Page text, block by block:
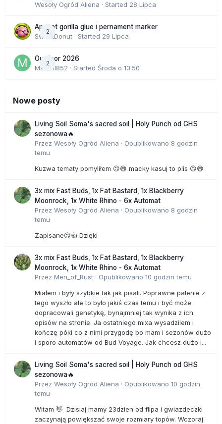
Wesoły Ogród Aliena · Started 28 Lipca
2
Apricot gorilla glue i pernament marker
SweetDonut · Started 29 Lipca
2
Outdoor 2026
Marcel852 · Started Środa o 13:50
Nowe posty
Living Soil Soma's sacred soil | Holy Punch od GHS
sezonowa🔥
Przez Wesoły Ogród Aliena · Opublikowano 8 godzin
temu
Kuzwa tematy pomyliłem 😉😅 macky kasuj to plis 😉😅
3x mix Fast Buds, 1x Fat Bastard, 1x Blackberry
Moonrock, 1x White Rhino - 6x Automat
Przez Wesoły Ogród Aliena · Opublikowano 8 godzin
temu
Zapisane😉👍 Dzięki
3x mix Fast Buds, 1x Fat Bastard, 1x Blackberry
Moonrock, 1x White Rhino - 6x Automat
Przez Men_of_Rust · Opublikowano 10 godzin temu
Miałem i były szybkie tak jak pisali. Poprawne palenie z
tego wyszło ale to było jakiś czas temu i być może
dopracowali genetykę, bynajmniej tak wynika z ich
opisów na stronie. Ja ostatniego mixa wysadzilem i
kończę póki co z nimi przygodę bo mam i sezonów dużo
i sporo automatów od Bud Voyage. Jak chcesz dużo i...
Living Soil Soma's sacred soil | Holy Punch od GHS
sezonowa🔥
Przez Wesoły Ogród Aliena · Opublikowano 10 godzin
temu
Witam 👋 Dzisiaj mamy 23dzien od flipa i gwiazdeczki
zaczynają powiększać swoje rozmiary topów. Wczoraj